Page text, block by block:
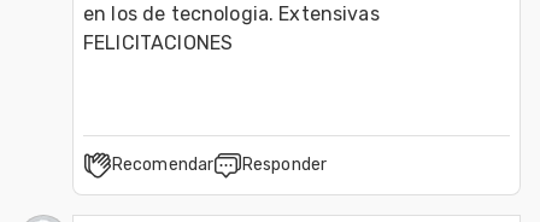
en los de tecnologia. Extensivas
FELICITACIONES
Recomendar Responder